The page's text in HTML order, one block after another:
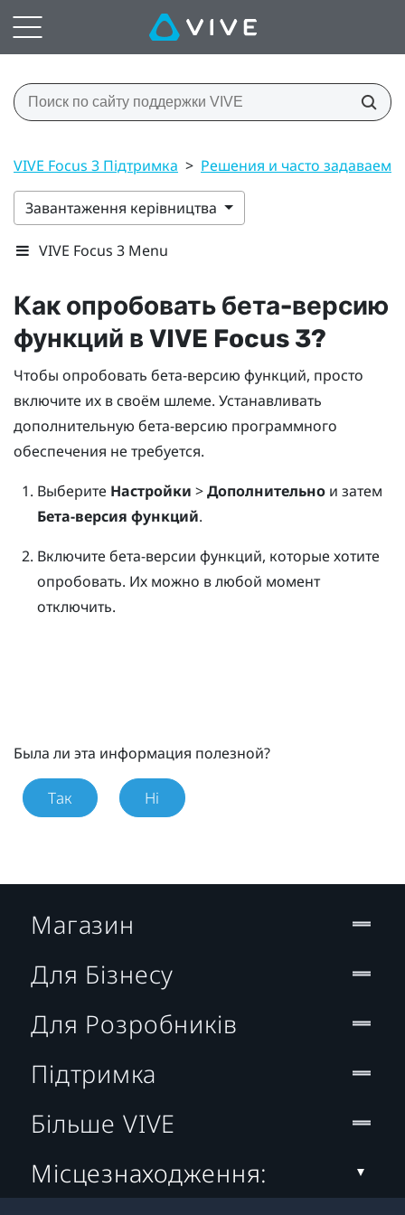
VIVE Focus 3 Підтримка > Решения и часто
Завантаження керівництва
VIVE Focus 3 Menu
Как опробовать бета-версию
функций в VIVE Focus 3?
Чтобы опробовать бета-версию функций, просто
включите их в своём шлеме. Устанавливать
дополнительную бета-версию программного
обеспечения не требуется.
Выберите Настройки >Дополнительнои затем
Бета-версия функций.
Включите бета-версии функций, которые хотите
опробовать. Их можно в любой момент
отключить.
Была ли эта информация полезной?
Так Ні
Магазин
Для Бізнесу
Для Розробників
Підтримка
Більше VIVE
Місцезнаходження: